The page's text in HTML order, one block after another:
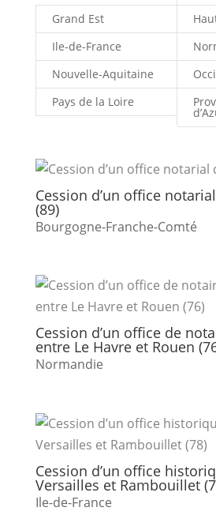
Grand Est
Ile-de-France
Nouvelle-Aquitaine
Pays de la Loire
Cession d’un office
(89)
Bourgogne-Franche-Comté
Cession d’un office de
entre Le Havre et Rouen
Normandie
Cession d’un office
Versailles et Rambouillet
Ile-de-France